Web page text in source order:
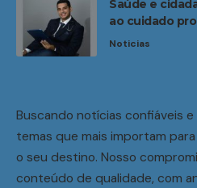
Saúde e
ao cuidado
Noticias
Buscando notícias confiáveis
temas que mais importam
o seu destino. Nosso
conteúdo de qualidade, com